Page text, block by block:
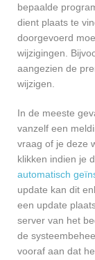
bepaalde
dient plaats te
doorgevoerd
wijzigingen.
aangezien de
wijzigen.
In de meeste
vanzelf een
vraag of je deze
klikken indien je
automatisch
update kan dit
een update
server van het
de
vooraf aan dat